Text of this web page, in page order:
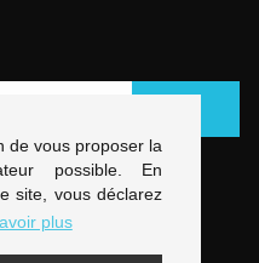
de vous proposer la
possible. En
site, vous déclarez
plus